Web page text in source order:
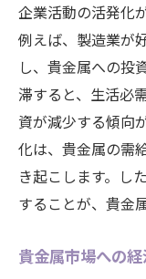
市場需
貴金属
大府市の貴
市場デ
投資家
貴金属
地元市
大府市に
企業活動の活発化
例えば、製造業が
し、貴金属への投
滞すると、生活必
資が減少する傾向
化は、貴金属の需
き起こします。し
することが、貴金
貴金属市場への